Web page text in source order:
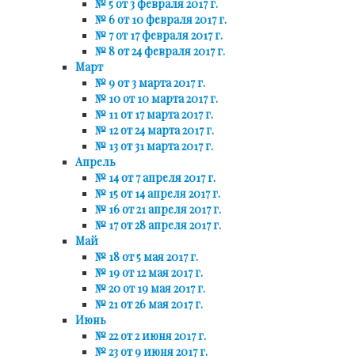
№ 5 от 3 февраля 2017 г.
№ 6 от 10 февраля 2017 г.
№ 7 от 17 февраля 2017 г.
№ 8 от 24 февраля 2017 г.
Март
№ 9 от 3 марта 2017 г.
№ 10 от 10 марта 2017 г.
№ 11 от 17 марта 2017 г.
№ 12 от 24 марта 2017 г.
№ 13 от 31 марта 2017 г.
Апрель
№ 14 от 7 апреля 2017 г.
№ 15 от 14 апреля 2017 г.
№ 16 от 21 апреля 2017 г.
№ 17 от 28 апреля 2017 г.
Май
№ 18 от 5 мая 2017 г.
№ 19 от 12 мая 2017 г.
№ 20 от 19 мая 2017 г.
№ 21 от 26 мая 2017 г.
Июнь
№ 22 от 2 июня 2017 г.
№ 23 от 9 июня 2017 г.